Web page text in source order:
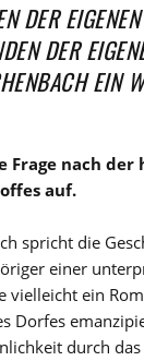
DER
DER
EIN
Frage nach der
auf.
spricht die
einer
vielleicht ein
Dorfes
durch